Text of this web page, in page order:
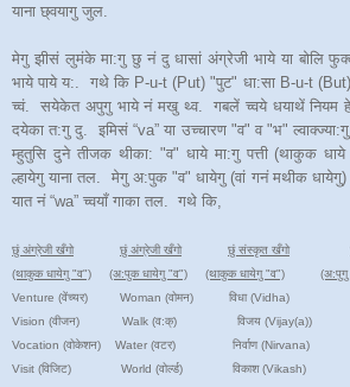
याना छ्वयागु जुल.
मेगु झीसं लुमंके मा:गु छु नं दु धासां अंग्रेजी भाये या बोलि
भाये पाये य:. गथे कि P-u-t (Put) "पुट" धा:सा B-u-t
च्वं. सयेकेत अपुगु भाये नं मखु थ्व. गबलें च्वये धयाथें नियम
दयेका त:गु दु. इमिसं “va” या उच्चारण "व" व "भ" ल्वाक्ज्या:गु
म्हुतुसि दुने तीजक थीका: "व" धाये मा:गु पत्ती (थाकुक
ल्हायेगु याना तल. मेगु अ:पुक "व" धायेगु (वां गनं मथीक
यात नं “wa” च्वयाँ गाका तल. गथे कि,
छुं अंग्रेजी खँगो छुं अंग्रेजी खँगो छुं संस्कृत खँगो
(थाकुक धायेगु "व")
(अ:पुक धायेगु "व") (थाकुक धायेगु "व")
(अ:पुगु
Venture (वेंच्यर) Woman (वोमन) विधा (Vidha) वतु
Vision (वीजन) Walk (व:क्) विजय (Vijay(a)) वंग: (=
Vocation (वोकेशन) Water (वटर) निर्वाण (Nirvana)
Visit (विजिट) World (वोर्ल्ड) विकाश (Vikash) वाउँ